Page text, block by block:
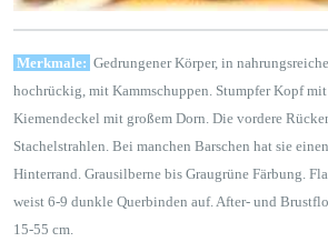
Merkmale: Gedrungener Körper, in
hochrückig, mit Kammschuppen. Stumpfer Kopf
Kiemendeckel mit großem Dorn. Die vordere
Stachelstrahlen. Bei manchen Barschen hat sie
Hinterrand. Grausilberne bis Graugrüne Färbung.
weist 6-9 dunkle Querbinden auf. After- und
15-55 cm.